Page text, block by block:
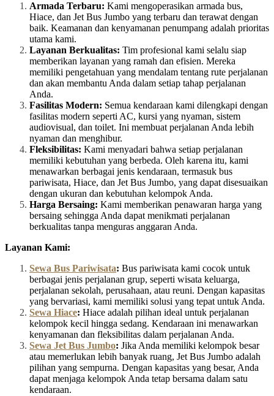
Armada Terbaru: Kami mengoperasikan armada bus,
Hiace, dan Jet Bus Jumbo yang terbaru dan terawat dengan
baik. Keamanan dan kenyamanan penumpang adalah prioritas
utama kami.
Layanan Berkualitas: Tim profesional kami selalu siap
memberikan layanan yang ramah dan efisien. Mereka
memiliki pengetahuan yang mendalam tentang rute perjalanan
dan akan membantu Anda dalam setiap tahap perjalanan
Anda.
Fasilitas Modern: Semua kendaraan kami dilengkapi dengan
fasilitas modern seperti AC, kursi yang nyaman, sistem
audiovisual, dan toilet. Ini membuat perjalanan Anda lebih
nyaman dan menghibur.
Fleksibilitas: Kami menyadari bahwa setiap perjalanan
memiliki kebutuhan yang berbeda. Oleh karena itu, kami
menawarkan berbagai jenis kendaraan, termasuk bus
pariwisata, Hiace, dan Jet Bus Jumbo, yang dapat disesuaikan
dengan ukuran dan kebutuhan kelompok Anda.
Harga Bersaing: Kami memberikan penawaran harga yang
bersaing sehingga Anda dapat menikmati perjalanan
berkualitas tanpa menguras anggaran Anda.
Layanan Kami:
Sewa Bus Pariwisata: Bus pariwisata kami cocok untuk
berbagai jenis perjalanan grup, seperti wisata keluarga,
perjalanan sekolah, perusahaan, atau reuni. Dengan kapasitas
yang bervariasi, kami memiliki solusi yang tepat untuk Anda.
Sewa Hiace: Hiace adalah pilihan ideal untuk perjalanan
kelompok kecil hingga sedang. Kendaraan ini menawarkan
kenyamanan dan fleksibilitas dalam perjalanan Anda.
Sewa Jet Bus Jumbo: Jika Anda memiliki kelompok besar
atau memerlukan lebih banyak ruang, Jet Bus Jumbo adalah
pilihan yang sempurna. Dengan kapasitas yang besar, Anda
dapat menjaga kelompok Anda tetap bersama dalam satu
kendaraan.